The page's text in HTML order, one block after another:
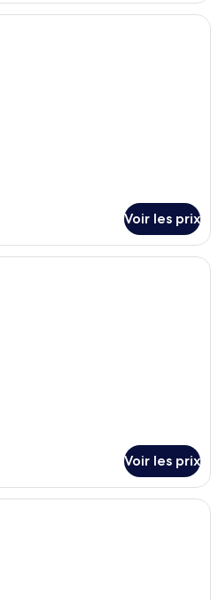
Une chambre d’hôtel équipée d’un
Voir les prix
Chambre Quadruple | Bureau,
Voir les prix